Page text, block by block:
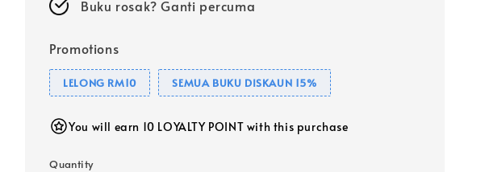
Buku rosak? Ganti percuma
Promotions
LELONG RM10 SEMUA BUKU DISKAUN 15%
You will earn 10 LOYALTY POINT with this purchase
Quantity